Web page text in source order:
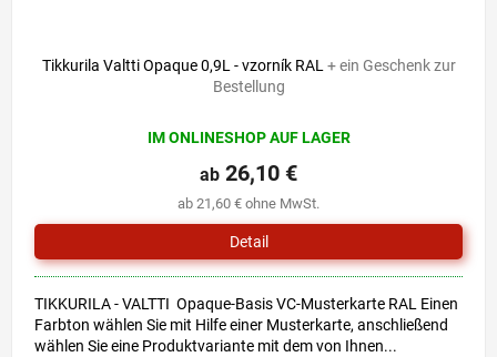
Tikkurila Valtti Opaque 0,9L - vzorník RAL+ ein Geschenk zur
Bestellung
IM ONLINESHOP AUF LAGER
ab 21,60 € ohne MwSt.
ab 26,10 €
Detail
TIKKURILA - VALTTI Opaque-Basis VC-Musterkarte RAL Einen
Farbton wählen Sie mit Hilfe einer Musterkarte, anschließend
wählen Sie eine Produktvariante mit dem von Ihnen...